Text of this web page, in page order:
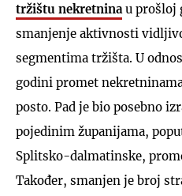
tržištu nekretnina u prošloj
smanjenje aktivnosti
segmentima tržišta. U
godini promet
posto. Pad je bio posebno
pojedinim županijama,
Splitsko-dalmatinske,
Također, smanjen je broj